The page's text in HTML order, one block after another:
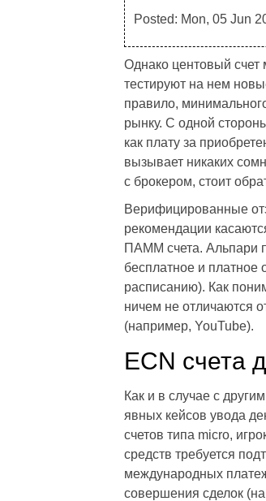
Posted: Mon, 05 Jun
Однако центовый
тестируют на нем
правило,
рынку. С одной
как плату за
вызывает никаких
с брокером, стоит
Верифицированные
рекомендации
ПАММ счета. Альпари
бесплатное и платное
расписанию). Как
ничем не отличаются
(например, YouTube).
ECN счета
Как и в случае с
явных кейсов увода
счетов типа micro,
средств требуется
международных
совершения сделок